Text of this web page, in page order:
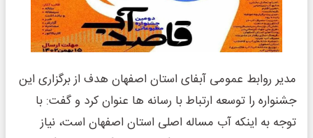
مدیر روابط عمومی آبفای استان اصفهان هدف از برگزاری این
جشنواره را توسعه ارتباط با رسانه ها عنوان کرد و گفت: با
توجه به اینکه آب مساله اصلی استان اصفهان است، نیاز